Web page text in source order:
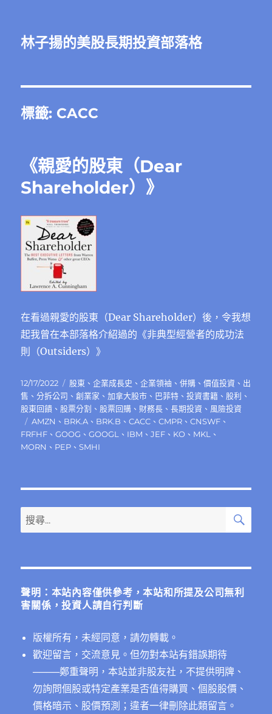
林子揚的美股長期投資部落格
標籤: CACC
《親愛的股東（Dear
Shareholder）》
在看過親愛的股東（Dear Shareholder）後，令我想
起我曾在本部落格介紹過的《非典型經營者的成功法
則（Outsiders）》
發
佈
日
期:
12/17/2022
分
類
股東 、企業成長史 、企業領袖 、併購 、價值投資 、 出
售 、分拆公司 、創業家 、加拿大股市 、 巴菲特 、投資書籍 、 股利 、
股東回饋 、 股票分割 、 股票回購 、 財務長 、長期投資 、 風險投資
標
籤
AMZN 、 BRK.A 、 BRK.B 、CACC 、CMPR 、CNSWF 、
FRFHF 、GOOG 、GOOGL 、 IBM 、JEF 、 KO 、 MKL
、
MORN 、 PEP 、SMHI
搜
尋
鍵
搜
聲明：本站內容僅供參考，本站和所提及公司無利
害關係，投資人請自行判斷
版權所有，未經同意，請勿轉載。
歡迎留言，交流意見。但勿對本站有錯誤期待
────鄭重聲明，本站並非股友社，不提供明牌、
勿詢問個股或特定產業是否值得購買、個股股價、
價格暗示、股價預測；違者一律刪除此類留言。